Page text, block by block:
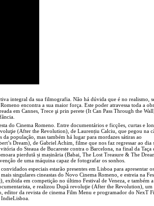
integral da sua filmografia. Não há dúvida que é no realismo,
encontra a sua maior força. Este poder atravessa toda a
em Cannes, Trece şi prin perete (It Can Pass Through the
do Cinema Romeno. Entre documentários e ficções, curtas e
(After the Revolution), de Laurențiu Calciu, que pegou na
população, mas também há lugar para mordazes sátiras ao
Dream), de Gabriel Achim, filme que nos faz regressar ao dia
do Steaua de Bucareste contra o Barcelona, na final da Taça
pierdută și mașinăria (Babai, The Lost Treasure & The
de uma máquina capaz de fotografar os sonhos.
especiais estarão presentes em Lisboa para apresentar
singulares cineastas do Novo Cinema Romeno, e estreia na
exibida em competição no último Festival de Veneza, e também a
e realizou După revoluţie (After the Revolution), um
editor da revista de cinema Film Menu e programador do NexT